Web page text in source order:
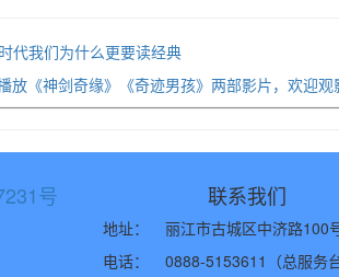
代我们为什么更要读经典
放《神剑奇缘》《奇迹男孩》两部影片，欢迎观
号 联系我们
地址：
丽江市古城区中济路100
电话：
0888-5153611（总服务台